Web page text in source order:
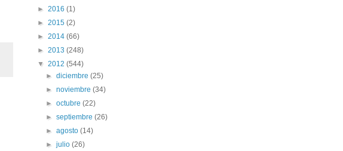
► 2016 (1)
► 2015 (2)
► 2014 (66)
► 2013 (248)
▼ 2012 (544)
►diciembre(25)
►noviembre(34)
►octubre(22)
►septiembre(26)
►agosto(14)
►julio(26)